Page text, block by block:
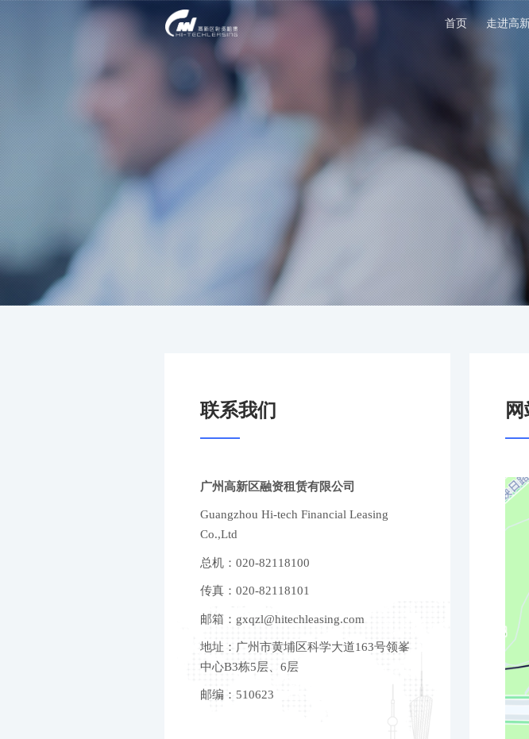
首页 走进高
联系我们
广州高新区融资租赁有限公司
Guangzhou Hi-tech Financial Leasing
Co.,Ltd
总机：020-82118100
传真：020-82118101
邮箱：gxqzl@hitechleasing.com
地址：广州市黄埔区科学大道163号领峯
中心B3栋5层、6层
邮编：510623